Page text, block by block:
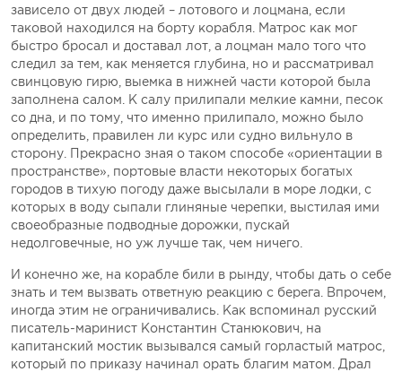
зависело от двух людей – лотового и лоцмана, если
таковой находился на борту корабля. Матрос как мог
быстро бросал и доставал лот, а лоцман мало того что
следил за тем, как меняется глубина, но и рассматривал
свинцовую гирю, выемка в нижней части которой была
заполнена салом. К салу прилипали мелкие камни, песок
со дна, и по тому, что именно прилипало, можно было
определить, правилен ли курс или судно вильнуло в
сторону. Прекрасно зная о таком способе «ориентации в
пространстве», портовые власти некоторых богатых
городов в тихую погоду даже высылали в море лодки, с
которых в воду сыпали глиняные черепки, выстилая ими
своеобразные подводные дорожки, пускай
недолговечные, но уж лучше так, чем ничего.
И конечно же, на корабле били в рынду, чтобы дать о себе
знать и тем вызвать ответную реакцию с берега. Впрочем,
иногда этим не ограничивались. Как вспоминал русский
писатель-маринист Константин Станюкович, на
капитанский мостик вызывался самый горластый матрос,
который по приказу начинал орать благим матом. Драл